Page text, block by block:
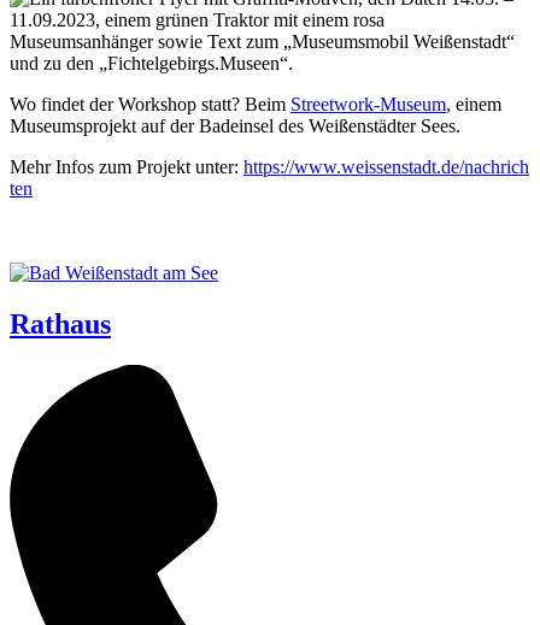
Wo fin­det der Work­shop statt? Beim Street­work-Muse­um, einem
Muse­ums­pro­jekt auf der Bade­insel des Wei­ßen­städ­ter Sees.
Mehr Infos zum Pro­jekt unter: https://​www​.weis​sen​stadt​.de/​n​a​c​h​r​i​c​h​
ten
Rathaus